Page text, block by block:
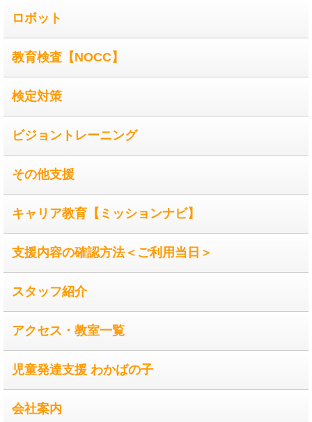
ロボット
教育検査【NOCC】
検定対策
ビジョントレーニング
その他支援
キャリア教育【ミッションナビ】
支援内容の確認方法＜ご利用当日＞
スタッフ紹介
アクセス・教室一覧
児童発達支援 わかばの子
会社案内